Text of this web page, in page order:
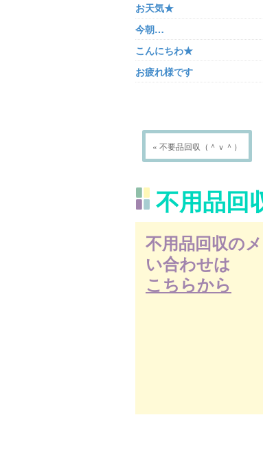
お天気★
今朝…
こんにちわ★
お疲れ様です
« 不要品回収（＾ｖ＾）
不用品回
不用品回収の
い合わせは
こちらから